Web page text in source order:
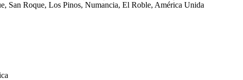
San Roque, Los Pinos, Numancia, El Roble, América Unida